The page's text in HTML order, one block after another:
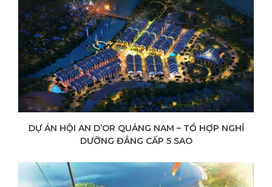
DỰ ÁN HỘI AN D’OR QUẢNG NAM – TỔ HỢP NGHỈ
DƯỠNG ĐẲNG CẤP 5 SAO